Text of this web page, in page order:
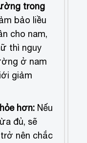
trong
bảo liều
cho nam,
thì nguy
ở nam
giảm
hơn: Nếu
đủ, sẽ
nên chắc